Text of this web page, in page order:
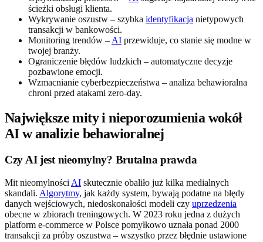
ścieżki obsługi klienta.
Wykrywanie oszustw – szybka identyfikacja nietypowych
transakcji w bankowości.
Monitoring trendów – AI przewiduje, co stanie się modne w
twojej branży.
Ograniczenie błędów ludzkich – automatyczne decyzje
pozbawione emocji.
Wzmacnianie cyberbezpieczeństwa – analiza behawioralna
chroni przed atakami zero-day.
Największe mity i nieporozumienia wokół
AI w analizie behawioralnej
Czy AI jest nieomylny? Brutalna prawda
Mit nieomylności AI skutecznie obaliło już kilka medialnych
skandali. Algorytmy, jak każdy system, bywają podatne na błędy
danych wejściowych, niedoskonałości modeli czy uprzedzenia
obecne w zbiorach treningowych. W 2023 roku jedna z dużych
platform e-commerce w Polsce pomyłkowo uznała ponad 2000
transakcji za próby oszustwa – wszystko przez błędnie ustawione